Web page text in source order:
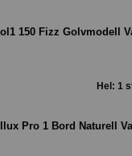
150 Fizz Golvmodell
Hel: 1
Pro 1 Bord Naturell